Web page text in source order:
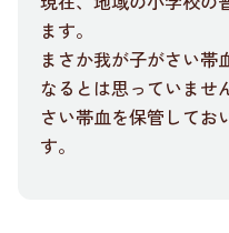
ます。
まさか我が子がさい帯
なるとは思っていませ
さい帯血を保管してお
す。